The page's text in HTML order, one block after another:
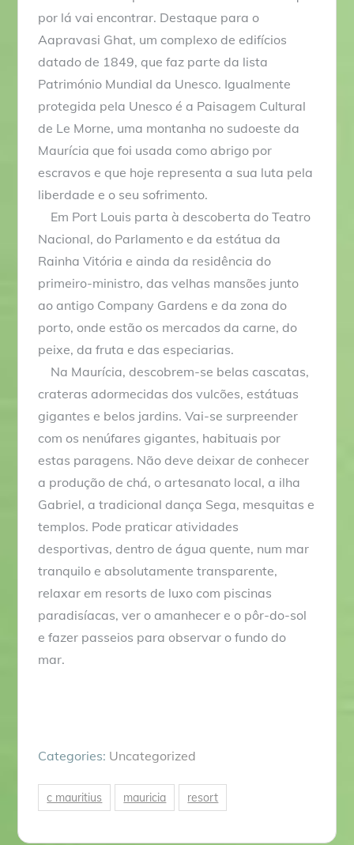
por lá vai encontrar. Destaque para o
Aapravasi Ghat, um complexo de edifícios
datado de 1849, que faz parte da lista
Património Mundial da Unesco. Igualmente
protegida pela Unesco é a Paisagem Cultural
de Le Morne, uma montanha no sudoeste da
Maurícia que foi usada como abrigo por
escravos e que hoje representa a sua luta pela
liberdade e o seu sofrimento.
Em Port Louis parta à descoberta do Teatro
Nacional, do Parlamento e da estátua da
Rainha Vitória e ainda da residência do
primeiro-ministro, das velhas mansões junto
ao antigo Company Gardens e da zona do
porto, onde estão os mercados da carne, do
peixe, da fruta e das especiarias.
Na Maurícia, descobrem-se belas cascatas,
crateras adormecidas dos vulcões, estátuas
gigantes e belos jardins. Vai-se surpreender
com os nenúfares gigantes, habituais por
estas paragens. Não deve deixar de conhecer
a produção de chá, o artesanato local, a ilha
Gabriel, a tradicional dança Sega, mesquitas e
templos. Pode praticar atividades
desportivas, dentro de água quente, num mar
tranquilo e absolutamente transparente,
relaxar em resorts de luxo com piscinas
paradisíacas, ver o amanhecer e o pôr-do-sol
e fazer passeios para observar o fundo do
mar.
Categories: Uncategorized
c mauritius mauricia resort